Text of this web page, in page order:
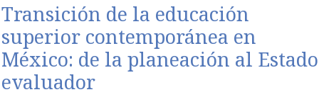
Transición de la educación
superior contemporánea en
México: de la planeación al Estado
evaluador